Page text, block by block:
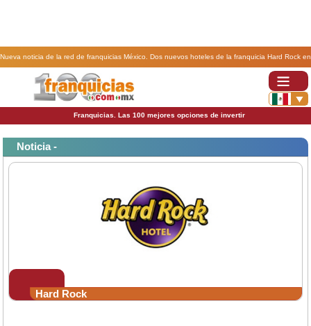
Nueva noticia de la red de franquicias México. Dos nuevos hoteles de la franquicia Hard Rock en
Franquicias. Las 100 mejores opciones de invertir
Noticia -
Hard Rock